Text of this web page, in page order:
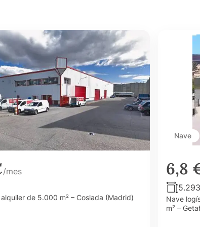
/mes
de 5.000 m² – Coslada (Madrid)
Nave
6,8
Nave
m² –